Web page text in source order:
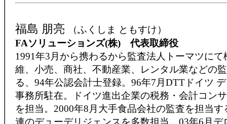
福島 朋亮
（ふくしま ともすけ）
FAソリューションズ(株) 代表取締役
1991年3月から携わるから監査法人トーマツにて
維、小売、商社、不動産業、レンタル業などの
る、94年公認会計士登録。96年7月DTTドイツ
事務所駐在。ドイツ進出企業の税務・会計コン
を担当。2000年8月大手食品会社の監査を担当
連のデューデリジェンスを多数担当。03年6月デ